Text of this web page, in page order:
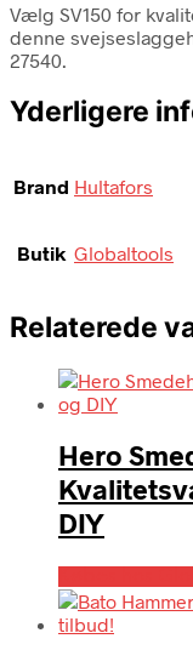
Vælg SV150 for
denne
27540.
Yderligere
Brand Hultafors
Butik Globaltools
Relaterede
Hero
DIY